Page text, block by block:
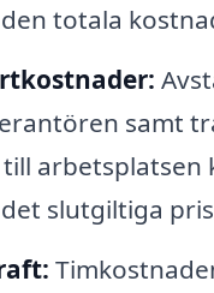
totala
samt
arbetsplatsen
slutgiltiga